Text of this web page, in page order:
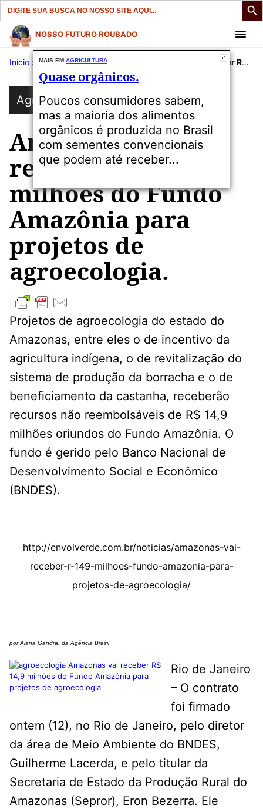
Search
for:
Pular
para
conteúdo
NOSSO FUTURO ROUBADO
Início » Publicações»Agricultura Amazonas vai receber R$ 14,9 milhões do Fundo Amazônia para projetos de agroecologia.
Agricultura
Amazonas vai
receber R$ 14,9
milhões do Fundo
Amazônia para
projetos de
agroecologia.
Projetos de agroecologia do estado do
Amazonas, entre eles o de incentivo da
agricultura indígena, o de revitalização do
sistema de produção da borracha e o de
beneficiamento da castanha, receberão
recursos não reembolsáveis de R$ 14,9
milhões oriundos do Fundo Amazônia. O
fundo é gerido pelo Banco Nacional de
Desenvolvimento Social e Econômico
(BNDES).
http://envolverde.com.br/noticias/amazonas-vai-
receber-r-149-milhoes-fundo-amazonia-para-
projetos-de-agroecologia/
por Alana Gandra, da Agência Brasil
Rio de Janeiro
– O contrato
foi firmado
ontem (12), no Rio de Janeiro, pelo diretor
da área de Meio Ambiente do BNDES,
Guilherme Lacerda, e pelo titular da
Secretaria de Estado da Produção Rural do
Amazonas (Sepror), Eron Bezerra. Ele
MAIS EM AGRICULTURA
Quase orgânicos.
Poucos consumidores sabem,
mas a maioria dos alimentos
orgânicos é produzida no Brasil
com sementes convencionais
que podem até receber...